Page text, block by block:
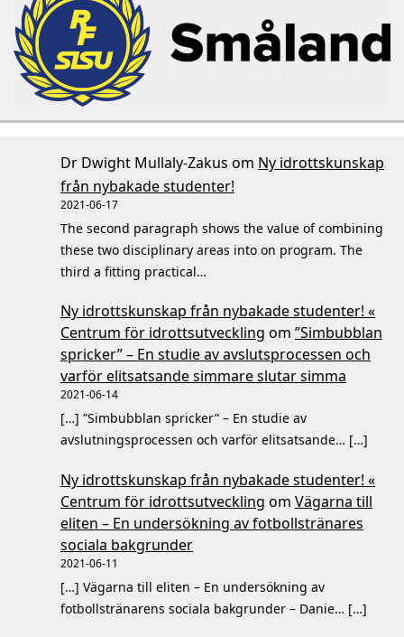
Dr Dwight Mullaly-Zakus om Ny idrottskunskap
från nybakade studenter!
2021-06-17
The second paragraph shows the value of combining
these two disciplinary areas into on program. The
third a fitting practical…
Ny idrottskunskap från nybakade studenter! «
Centrum för idrottsutveckling om ”Simbubblan
spricker” – En studie av avslutsprocessen och
varför elitsatsande simmare slutar simma
2021-06-14
[…] ”Simbubblan spricker” – En studie av
avslutningsprocessen och varför elitsatsande… […]
Ny idrottskunskap från nybakade studenter! «
Centrum för idrottsutveckling om Vägarna till
eliten – En undersökning av fotbollstränares
sociala bakgrunder
2021-06-11
[…] Vägarna till eliten – En undersökning av
fotbollstränarens sociala bakgrunder – Danie… […]